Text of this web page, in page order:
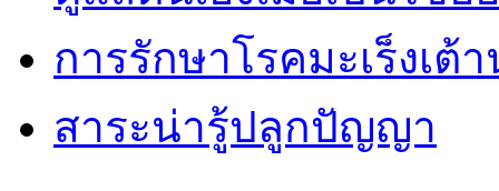
การรักษาโรคมะเร็งเต้
สาระน่ารู้ปลูกปัญญา